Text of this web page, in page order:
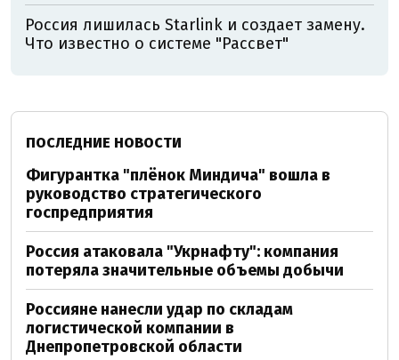
Россия лишилась Starlink и создает замену.
Что известно о системе "Рассвет"
ПОСЛЕДНИЕ НОВОСТИ
Фигурантка "плёнок Миндича" вошла в
руководство стратегического
госпредприятия
Россия атаковала "Укрнафту": компания
потеряла значительные объемы добычи
Россияне нанесли удар по складам
логистической компании в
Днепропетровской области